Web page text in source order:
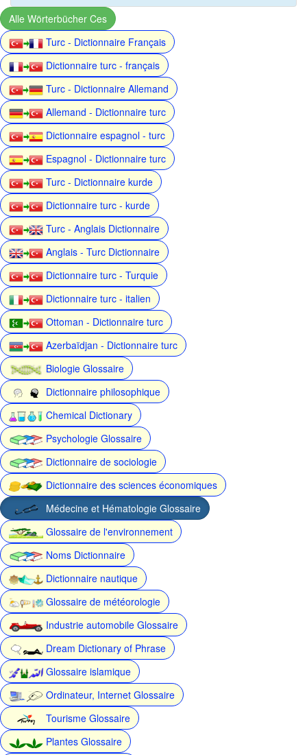
Alle Wörterbücher Ces
Turc - Dictionnaire Français
Dictionnaire turc - français
Turc - Dictionnaire Allemand
Allemand - Dictionnaire turc
Dictionnaire espagnol - turc
Espagnol - Dictionnaire turc
Turc - Dictionnaire kurde
Dictionnaire turc - kurde
Turc - Anglais Dictionnaire
Anglais - Turc Dictionnaire
Dictionnaire turc - Turquie
Dictionnaire turc - italien
Ottoman - Dictionnaire turc
Azerbaïdjan - Dictionnaire turc
Biologie Glossaire
Dictionnaire philosophique
Chemical Dictionary
Psychologie Glossaire
Dictionnaire de sociologie
Dictionnaire des sciences économiques
Médecine et Hématologie Glossaire
Glossaire de l'environnement
Noms Dictionnaire
Dictionnaire nautique
Glossaire de météorologie
Industrie automobile Glossaire
Dream Dictionary of Phrase
Glossaire islamique
Ordinateur, Internet Glossaire
Tourisme Glossaire
Plantes Glossaire